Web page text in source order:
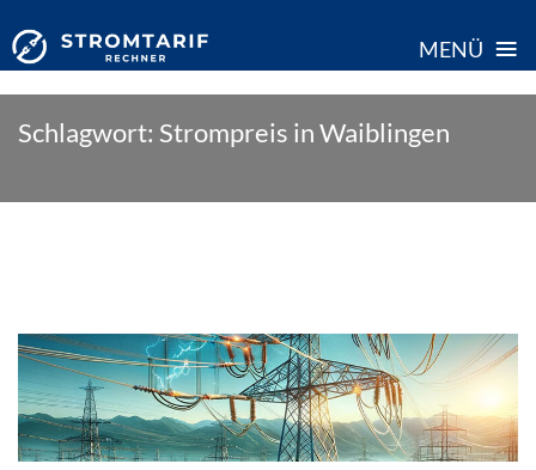
MENÜ ≡
Schlagwort: Strompreis in Waiblingen